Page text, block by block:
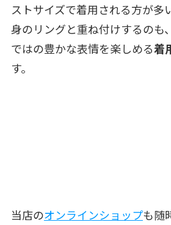
ストサイズで着用される方が多
身のリングと重ね付けするのも
ではの豊かな表情を楽しめる着
す。
当店のオンラインショップも随